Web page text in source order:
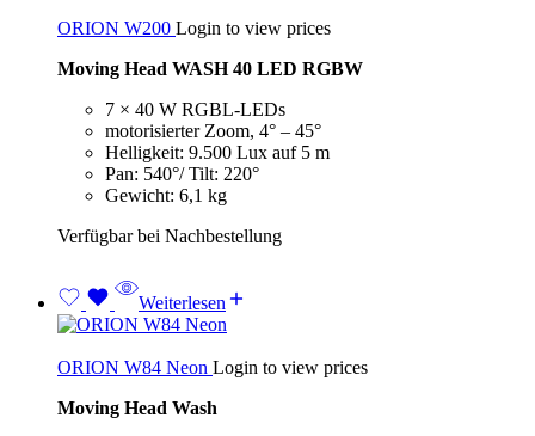
ORION W200 Login to view prices
Moving Head WASH 40 LED RGBW
7 × 40 W RGBL-LEDs
motorisierter Zoom, 4° – 45°
Helligkeit: 9.500 Lux auf 5 m
Pan: 540°/ Tilt: 220°
Gewicht: 6,1 kg
Verfügbar bei Nachbestellung
Weiterlesen
ORION W84 Neon Login to view prices
Moving Head Wash